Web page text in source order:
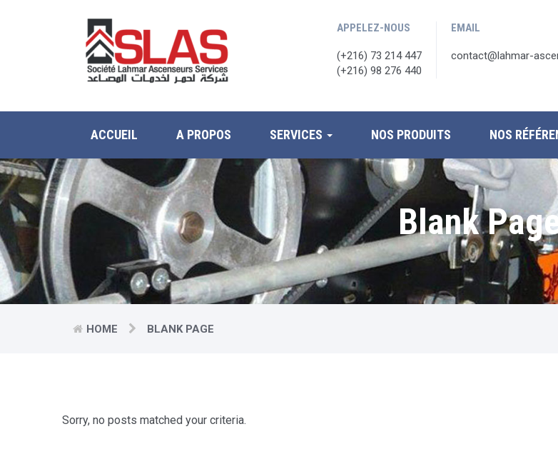
APPELEZ-NOUS
(+216) 73 214 447
(+216) 98 276 440
EMAIL
contact@lahmar-
ACCUEIL A PROPOS SERVICES NOS PRODUITS NOS
Blank
HOME BLANK PAGE
Sorry, no posts matched your criteria.